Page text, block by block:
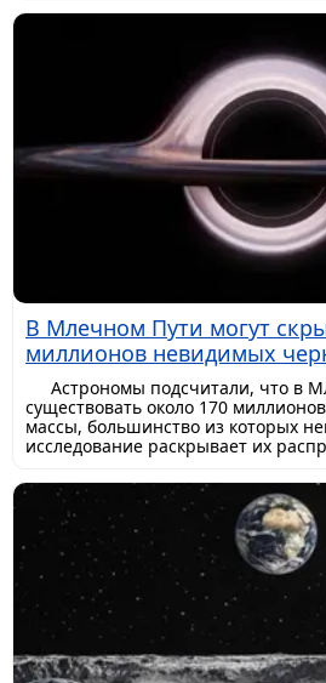
В Млечном Пути могут
миллионов невидимых
Астрономы подсчитали, что в
существовать около 170
массы, большинство из которых
исследование раскрывает их